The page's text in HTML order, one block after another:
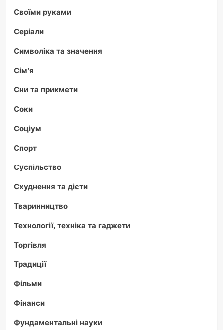
Своїми руками
Серіали
Символіка та значення
Сім'я
Сни та прикмети
Соки
Соціум
Спорт
Суспільство
Схуднення та дієти
Тваринництво
Технології, техніка та гаджети
Торгівля
Традиції
Фільми
Фінанси
Фундаментальні науки